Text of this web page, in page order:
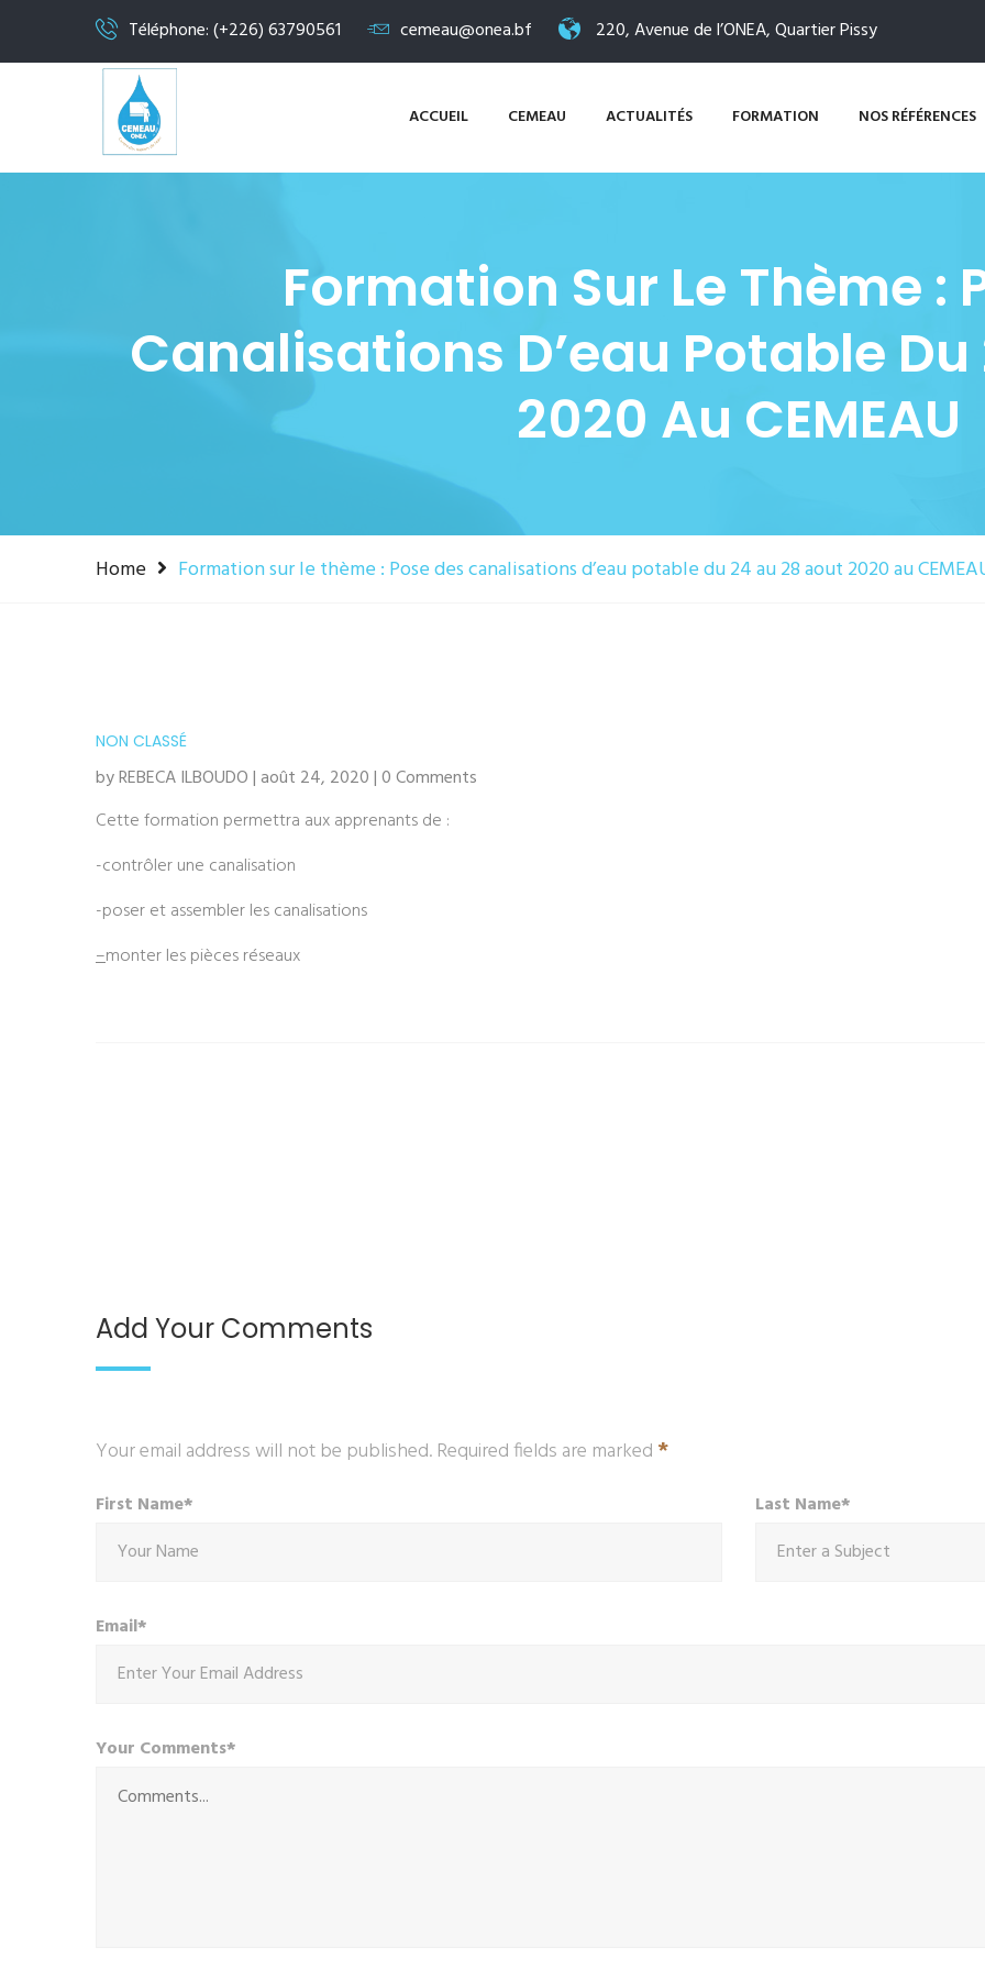
Téléphone: (+226) 63790561 cemeau@onea.bf 220, Avenue de l’ONEA, Quartier Pissy
ACCUEIL CEMEAU ACTUALITÉS FORMATION NOS RÉFÉRENCES
Formation Sur Le Thème :
Canalisations D’eau Potable
2020 Au CEMEAU
Home Formation sur le thème : Pose des canalisations d’eau potable du 24 au 28 aout 2020 au
NON CLASSÉ
by REBECA ILBOUDO | août 24, 2020 | 0 Comments
Cette formation permettra aux apprenants de :
-contrôler une canalisation
-poser et assembler les canalisations
–monter les pièces réseaux
Add Your Comments
Your email address will not be published. Required fields are marked *
First Name* Last Name*
Email*
Your Comments*